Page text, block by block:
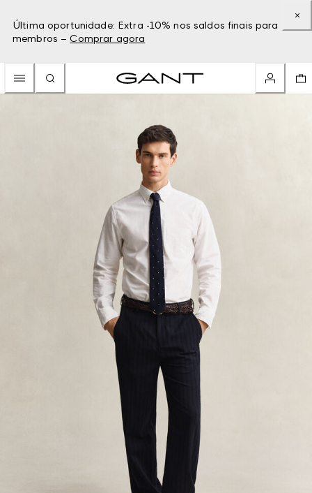
Última oportunidade: Extra -10% nos saldos finais para
membros – Comprar agora